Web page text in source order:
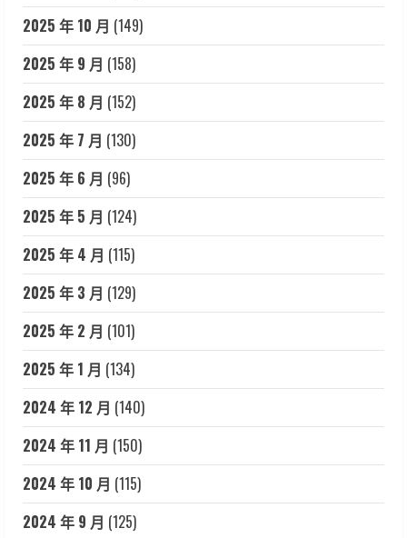
2025 年 10 月 (149)
2025 年 9 月 (158)
2025 年 8 月 (152)
2025 年 7 月 (130)
2025 年 6 月 (96)
2025 年 5 月 (124)
2025 年 4 月 (115)
2025 年 3 月 (129)
2025 年 2 月 (101)
2025 年 1 月 (134)
2024 年 12 月 (140)
2024 年 11 月 (150)
2024 年 10 月 (115)
2024 年 9 月 (125)